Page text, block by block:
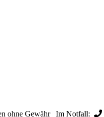
ohne Gewähr | Im Notfall: